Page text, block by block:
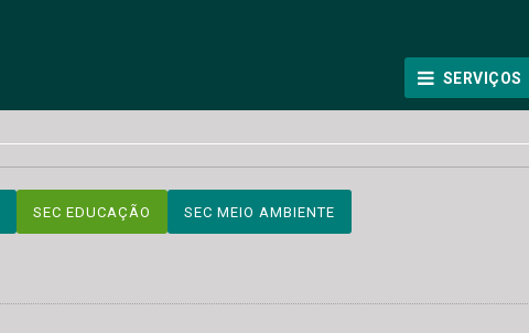
SERVIÇOS
SEC EDUCAÇÃO SEC MEIO AMBIENTE